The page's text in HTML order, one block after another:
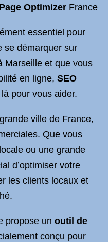
Optimizer France
essentiel pour
se démarquer sur
Marseille et que vous
en ligne, SEO
pour vous aider.
ville de France,
Que vous
ou une grande
d’optimiser votre
les clients locaux et
propose un outil de
conçu pour